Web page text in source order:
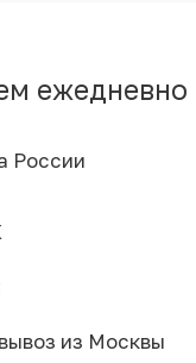
ежедневно
России
из Москвы